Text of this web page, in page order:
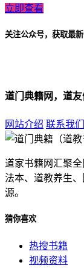
立即查看
关注公众号，获取最
道门典籍网，道
网站介绍 联系我们
道家书籍网汇聚
法本、道教养生
源。
猜你喜欢
热搜书籍
视频资料